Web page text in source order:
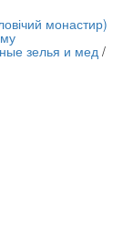
монастир)
зелья и мед /